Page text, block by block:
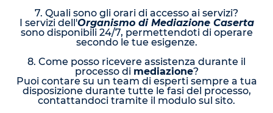
7. Quali sono gli orari di accesso ai servizi?
I servizi dell'Organismo di Mediazione Caserta
sono disponibili 24/7, permettendoti di operare
secondo le tue esigenze.
8. Come posso ricevere assistenza durante il
processo di mediazione?
Puoi contare su un team di esperti sempre a tua
disposizione durante tutte le fasi del processo,
contattandoci tramite il modulo sul sito.